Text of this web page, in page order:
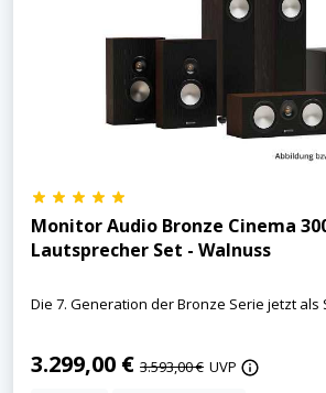
Monitor Audio Bronze Cinema 300
Lautsprecher Set - Walnuss
Die 7. Generation der Bronze Serie jetzt als
3.299,00 € 3.593,00 € UVP